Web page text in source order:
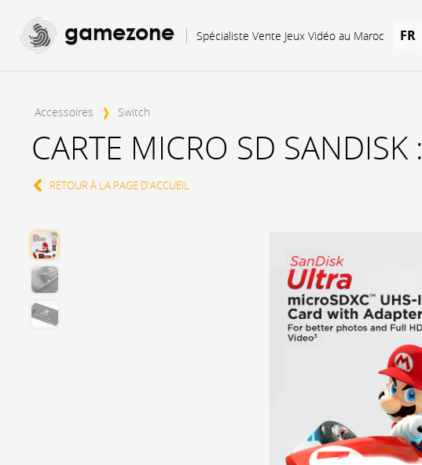
gamezone Spécialiste Vente Jeux Vidéo au Maroc FR
Accessoires ❱ Switch
CARTE MICRO SD SANDISK :
RETOUR À LA PAGE D'ACCUEIL